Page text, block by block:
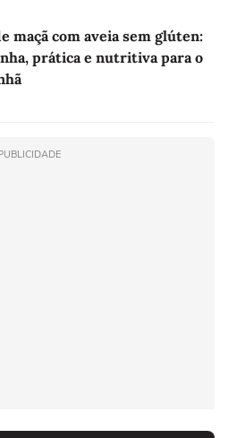
maçã com aveia sem glúten:
prática e nutritiva para o